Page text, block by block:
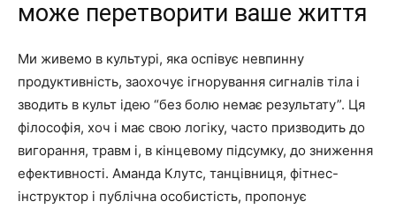
може перетворити ваше життя
Ми живемо в культурі, яка оспівує невпинну
продуктивність, заохочує ігнорування сигналів тіла і
зводить в культ ідею “без болю немає результату”. Ця
філософія, хоч і має свою логіку, часто призводить до
вигорання, травм і, в кінцевому підсумку, до зниження
ефективності. Аманда Клутс, танцівниця, фітнес-
інструктор і публічна особистість, пропонує